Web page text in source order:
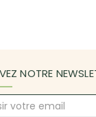
NOTRE